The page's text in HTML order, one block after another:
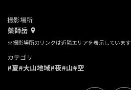
撮影場所
薬師岳
※撮影場所のリンクは近隣エリアを表示しています
カテゴリ
#夏#大山地域#夜#山#空